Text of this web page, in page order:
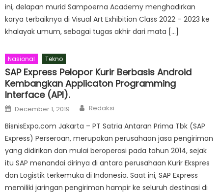
ini, delapan murid Sampoerna Academy menghadirkan
karya terbaiknya di Visual Art Exhibition Class 2022 – 2023 ke
khalayak umum, sebagai tugas akhir dari mata […]
Nasional Tekno
SAP Express Pelopor Kurir Berbasis Android
Kembangkan Applicaton Programming
Interface (API).
Posted
on
December 1, 2019 Author
Redaksi
BisnisExpo.com Jakarta – PT Satria Antaran Prima Tbk (SAP
Express) Perseroan, merupakan perusahaan jasa pengiriman
yang didirikan dan mulai beroperasi pada tahun 2014, sejak
itu SAP menandai dirinya di antara perusahaan Kurir Ekspres
dan Logistik terkemuka di Indonesia. Saat ini, SAP Express
memiliki jaringan pengiriman hampir ke seluruh destinasi di